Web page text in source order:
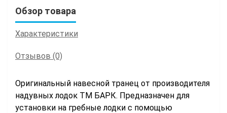
Обзор товара
Характеристики
Отзывов (0)
Оригинальный навесной транец от производителя
надувных лодок ТМ БАРК. Предназначен для
установки на гребные лодки с помощью